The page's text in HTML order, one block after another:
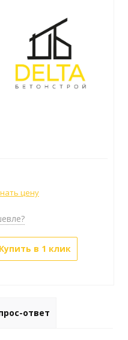
цену
Купить в 1 клик
ответ